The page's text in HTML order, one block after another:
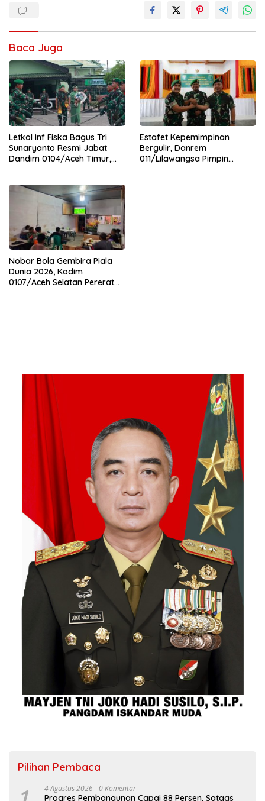
Baca Juga
Letkol Inf Fiska Bagus Tri
Sunaryanto Resmi Jabat
Dandim 0104/Aceh Timur,
0104/Atim
Estafet Kepemimpinan
Bergulir, Danrem
011/Lilawangsa Pimpin
Nobar Bola Gembira Piala
Dunia 2026, Kodim
0107/Aceh Selatan Pererat
Pilihan Pembaca
4 Agustus 2026 0 Komentar
Progres Pembangunan Capai 88 Persen, Satgas